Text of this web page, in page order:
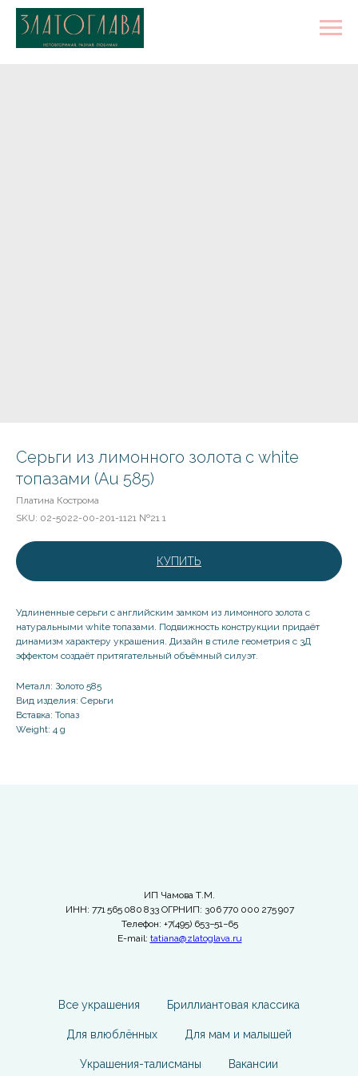
Серьги из лимонного золота с white
топазами (Au 585)
Платина Кострома
SKU: 02-5022-00-201-1121 №21 1
КУПИТЬ
Удлиненные серьги с английским замком из лимонного золота с
натуральными white топазами. Подвижность конструкции придаёт
динамизм характеру украшения. Дизайн в стиле геометрия с 3Д
эффектом создаёт притягательный объёмный силуэт.
Металл: Золото 585
Вид изделия: Серьги
Вставка: Топаз
Weight: 4 g
ИП Чамова Т.М.
ИНН: 771 565 080 833 ОГРНИП: 306 770 000 275 907
Телефон: +7(495) 653−51−65
E-mail: tatiana@zlatoglava.ru
Все украшения Бриллиантовая классика
Для влюблённых Для мам и малышей
Украшения-талисманы Вакансии